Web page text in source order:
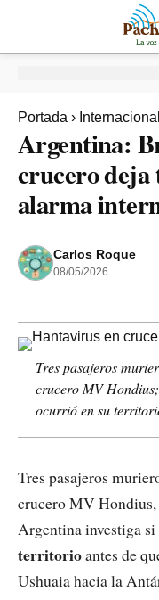
Portada › Internacional
Argentina:
crucero deja
alarma
Carlos Roque
08/05/2026
Tres pasajeros
crucero MV
ocurrió en su
Tres pasajeros
crucero MV
Argentina investiga si
territorioantes de
Ushuaia hacia la